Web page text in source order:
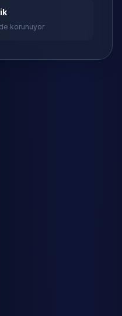
korunuyor